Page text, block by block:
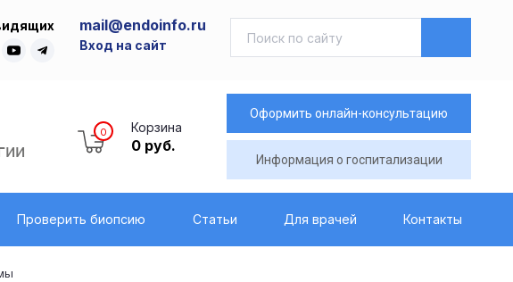
mail@endoinfo.ru
Вход на сайт
0 Корзина
0 руб.
Оформить онлайн-консультацию
Информация о госпитализации
Проверить биопсию Статьи Для врачей Контакты